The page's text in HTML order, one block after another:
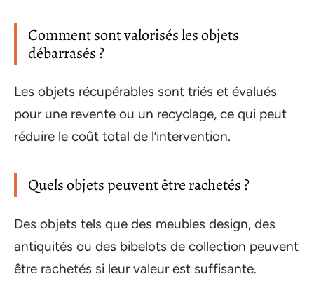
Comment sont valorisés les objets
débarrasés ?
Les objets récupérables sont triés et évalués
pour une revente ou un recyclage, ce qui peut
réduire le coût total de l’intervention.
Quels objets peuvent être rachetés ?
Des objets tels que des meubles design, des
antiquités ou des bibelots de collection peuvent
être rachetés si leur valeur est suffisante.